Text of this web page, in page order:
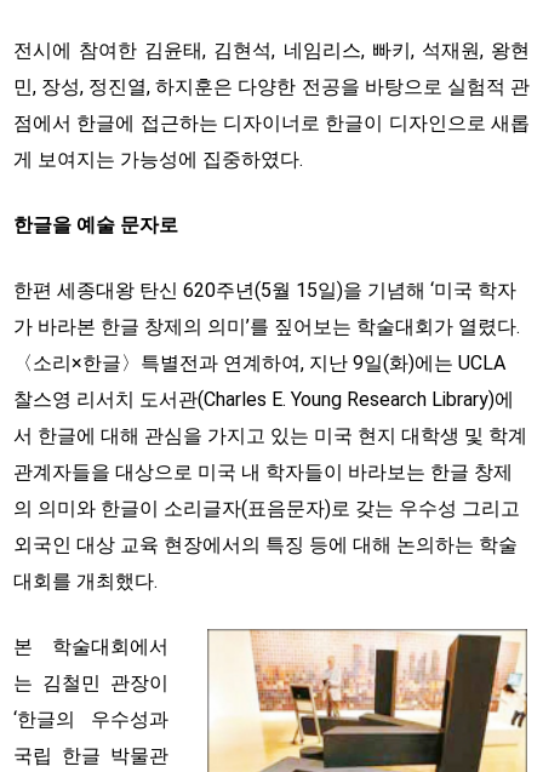
전시에 참여한 김윤태, 김현석, 네임리스, 빠키, 석재원, 왕현
민, 장성, 정진열, 하지훈은 다양한 전공을 바탕으로 실험적 관
점에서 한글에 접근하는 디자이너로 한글이 디자인으로 새롭
게 보여지는 가능성에 집중하였다.
한글을 예술 문자로
한편 세종대왕 탄신 620주년(5월 15일)을 기념해 ‘미국 학자
가 바라본 한글 창제의 의미’를 짚어보는 학술대회가 열렸다.
〈소리×한글〉특별전과 연계하여, 지난 9일(화)에는 UCLA
찰스영 리서치 도서관(Charles E. Young Research Library)에
서 한글에 대해 관심을 가지고 있는 미국 현지 대학생 및 학계
관계자들을 대상으로 미국 내 학자들이 바라보는 한글 창제
의 의미와 한글이 소리글자(표음문자)로 갖는 우수성 그리고
외국인 대상 교육 현장에서의 특징 등에 대해 논의하는 학술
대회를 개최했다.
본 학술대회에서
는 김철민 관장이
‘한글의 우수성과
국립 한글 박물관